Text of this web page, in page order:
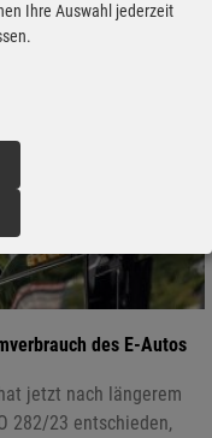
des E-Autos
jetzt nach längerem
282/23 entschieden,
Ihre Auswahl jederzeit